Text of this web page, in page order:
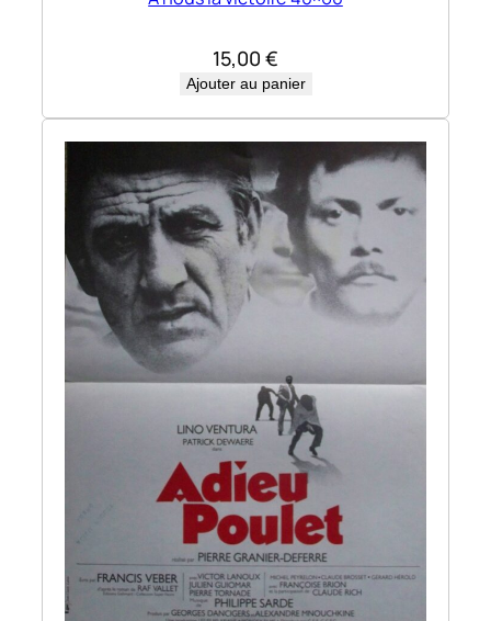
15,00 €
Ajouter au panier